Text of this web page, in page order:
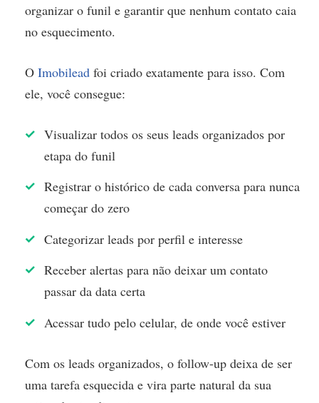
organizar o funil e garantir que nenhum contato caia
no esquecimento.
O Imobilead foi criado exatamente para isso. Com
ele, você consegue:
Visualizar todos os seus leads organizados por
etapa do funil
Registrar o histórico de cada conversa para nunca
começar do zero
Categorizar leads por perfil e interesse
Receber alertas para não deixar um contato
passar da data certa
Acessar tudo pelo celular, de onde você estiver
Com os leads organizados, o follow-up deixa de ser
uma tarefa esquecida e vira parte natural da sua